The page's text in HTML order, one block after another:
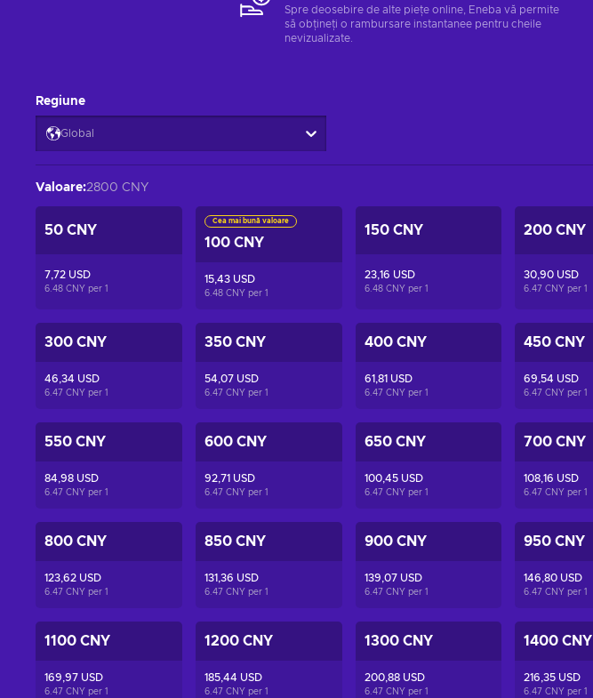
Spre deosebire de alte piețe online, Eneba vă permite
să obțineți o rambursare instantanee pentru cheile
nevizualizate.
Regiune
Global
Valoare:2800 CNY
50 CNY
7,72 USD
6.48 CNY per 1
Cea mai bună valoare
100 CNY
15,43 USD
6.48 CNY per 1
150 CNY
23,16 USD
6.48 CNY per 1
200 CNY
30,90 USD
6.47 CNY per1
300 CNY
46,34 USD
6.47 CNY per 1
350 CNY
54,07 USD
6.47 CNY per 1
400 CNY
61,81 USD
6.47 CNY per 1
450 CNY
69,54 USD
6.47 CNY per1
550 CNY
84,98 USD
6.47 CNY per 1
600 CNY
92,71 USD
6.47 CNY per 1
650 CNY
100,45 USD
6.47 CNY per 1
700 CNY
108,16 USD
6.47 CNY per1
800 CNY
123,62 USD
6.47 CNY per 1
850 CNY
131,36 USD
6.47 CNY per 1
900 CNY
139,07 USD
6.47 CNY per 1
950 CNY
146,80 USD
6.47 CNY per1
1100 CNY
169,97 USD
6.47 CNY per 1
1200 CNY
185,44 USD
6.47 CNY per 1
1300 CNY
200,88 USD
6.47 CNY per 1
1400 CNY
216,35 USD
6.47 CNY per1